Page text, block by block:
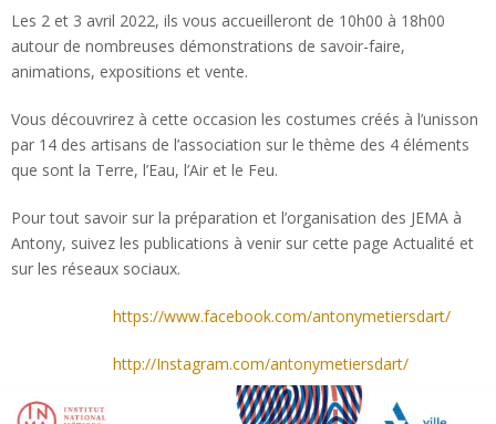
Les 2 et 3 avril 2022, ils vous accueilleront de 10h00 à 18h00
autour de nombreuses démonstrations de savoir-faire,
animations, expositions et vente.
Vous découvrirez à cette occasion les costumes créés à l’unisson
par 14 des artisans de l’association sur le thème des 4 éléments
que sont la Terre, l’Eau, l’Air et le Feu.
Pour tout savoir sur la préparation et l’organisation des JEMA à
Antony, suivez les publications à venir sur cette page Actualité et
sur les réseaux sociaux.
https://www.facebook.com/antonymetiersdart/
http://Instagram.com/antonymetiersdart/